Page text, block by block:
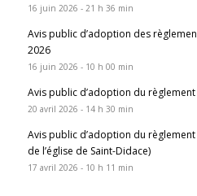
16 juin 2026 - 21 h 36 min
Avis public d’adoption des
2026
16 juin 2026 - 10 h 00 min
Avis public d’adoption du
20 avril 2026 - 14 h 30 min
Avis public d’adoption du
de l’église de Saint-Didace)
17 avril 2026 - 10 h 11 min